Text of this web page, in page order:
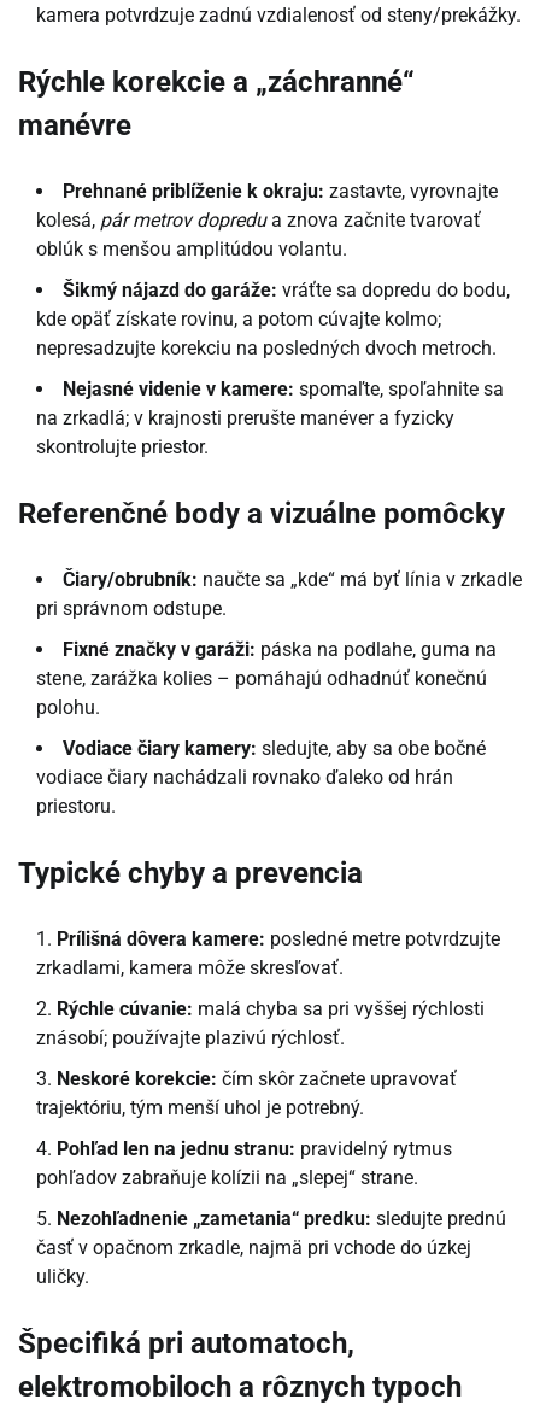
kamera potvrdzuje zadnú vzdialenosť od steny/prekážky.
Rýchle korekcie a „záchranné“
manévre
Prehnané priblíženie k okraju: zastavte, vyrovnajte
kolesá, pár metrov dopredua znova začnite tvarovať
oblúk s menšou amplitúdou volantu.
Šikmý nájazd do garáže: vráťte sa dopredu do bodu,
kde opäť získate rovinu, a potom cúvajte kolmo;
nepresadzujte korekciu na posledných dvoch metroch.
Nejasné videnie v kamere: spomaľte, spoľahnite sa
na zrkadlá; v krajnosti prerušte manéver a fyzicky
skontrolujte priestor.
Referenčné body a vizuálne pomôcky
Čiary/obrubník: naučte sa „kde“ má byť línia v zrkadle
pri správnom odstupe.
Fixné značky v garáži: páska na podlahe, guma na
stene, zarážka kolies – pomáhajú odhadnúť konečnú
polohu.
Vodiace čiary kamery: sledujte, aby sa obe bočné
vodiace čiary nachádzali rovnako ďaleko od hrán
priestoru.
Typické chyby a prevencia
Prílišná dôvera kamere: posledné metre potvrdzujte
zrkadlami, kamera môže skresľovať.
Rýchle cúvanie: malá chyba sa pri vyššej rýchlosti
znásobí; používajte plazivú rýchlosť.
Neskoré korekcie: čím skôr začnete upravovať
trajektóriu, tým menší uhol je potrebný.
Pohľad len na jednu stranu: pravidelný rytmus
pohľadov zabraňuje kolízii na „slepej“ strane.
Nezohľadnenie „zametania“ predku: sledujte prednú
časť v opačnom zrkadle, najmä pri vchode do úzkej
uličky.
Špecifiká pri automatoch,
elektromobiloch a rôznych typoch